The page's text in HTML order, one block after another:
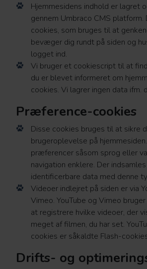
Hjemmesidens indhold er lagret
gennem Umbraco CMS
cookies, som bruges til at
bevæger dig rundt på siden og
logget ind.
Vi bruger et cookiescript til at
du er blevet informeret om
cookies. Vi lagrer ingen data ifm.
Præference-cookies
Disse cookies bruges til at sikre
brugeroplevelse på
præferencer såsom sprog eller
navigation enklere. Der
identificerbare data med denne
Videoer indlejret på siden er via
Vimeo. YouTube og Vimeo
at registrere hvilke videoer, der
meget af filmen, du har set.
cookies er såkaldte Flash-
Drifts- og